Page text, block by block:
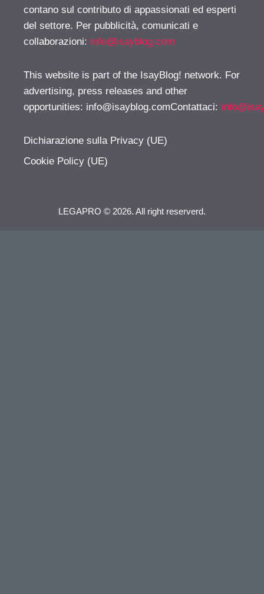
contano sul contributo di appassionati ed esperti
del settore. Per pubblicità, comunicati e
collaborazioni: info@isayblog.com
This website is part of the IsayBlog! network. For
advertising, press releases and other
opportunities: info@isayblog.comContattaci:
Dichiarazione sulla Privacy (UE)
Cookie Policy (UE)
LEGAPRO © 2026. All right reserverd.